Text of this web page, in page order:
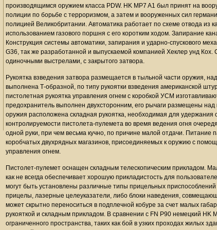
производящимся оружием класса PDW. HK MP7 A1 был принят на
полиции по борьбе с терроризмом, а затем и вооруженных сил
полицией Великобритании. Автоматика работает по схеме отвода из
использованием газового поршня с его коротким ходом. Запирание
Конструкция системы автоматики, запирания и ударно-спускового
G36, так же разработанной и выпускаемой компанией Хеклер унд Кох.
одиночными выстрелами, с закрытого затвора.
Рукоятка взведения затвора размещается в тыльной части оружия,
выполнена Т-образной, по типу рукоятки взведения американской
пистолетная рукоятка управления огнем с коробкой УСМ
предохранитель выполнен двухсторонним, его рычаги размещены над
оружия расположена складная рукоятка, необходимая для
контролируемости пистолета-пулемета во время ведения огня
одной руки, при чем весьма кучно, по причине малой отдачи. Питание
коробчатых двухрядных магазинов, присоединяемых к оружию с
управления огнем.
Пистолет-пулемет оснащен складным телескопическим прикладом.
как не всегда обеспечивает хорошую прикладистость для
могут быть установлены различные типы прицельных
прицелы, лазерные целеуказатели, либо блоки наведения,
может скрытно переноситься в подплечной кобуре за счет малых
рукояткой и складным прикладом. В сравнении с FN P90 немецкий HK
ограниченного пространства, таких как бой в узких проходах жилых